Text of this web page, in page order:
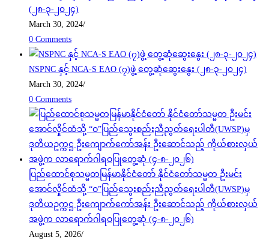
(၂၈-၃-၂၀၂၄)
March 30, 2024/
0 Comments
NSPNC နှင့် NCA-S EAO (၇)ဖွဲ့ တွေ့ဆုံဆွေးနွေး (၂၈-၃-၂၀၂၄)
March 30, 2024/
0 Comments
ပြည်ထောင်စုသမ္မတမြန်မာနိုင်ငံတော် နိုင်ငံတော်သမ္မတ ဦးမင်း
အောင်လှိုင်ထံသို့ “ဝ”ပြည်သွေးစည်းညီညွတ်ရေးပါတီ(UWSP)မှ
ဒုတိယဥက္ကဋ္ဌ ဦးကျောက်ကော်အန်း ဦးဆောင်သည့် ကိုယ်စားလှယ်
အဖွဲ့က လာရောက်ဂါရဝပြုတွေ့ဆုံ (၄-၈-၂၀၂၆)
August 5, 2026/